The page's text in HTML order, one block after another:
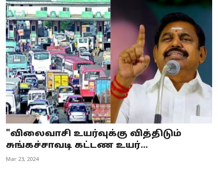
"விலைவாசி உயர்வுக்கு வித்திடும்
சுங்கச்சாவடி கட்டண உயர்...
Mar 23, 2024